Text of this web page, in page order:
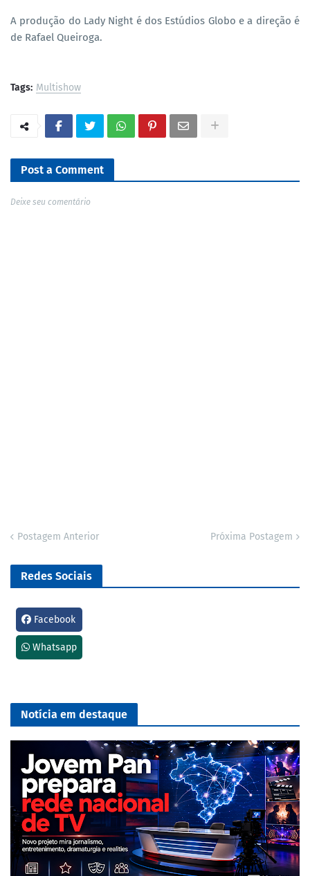
A produção do Lady Night é dos Estúdios Globo e a direção é
de Rafael Queiroga.
Tags: Multishow
Post a Comment
Deixe seu comentário
Postagem Anterior Próxima Postagem
Redes Sociais
Facebook
Whatsapp
Notícia em destaque